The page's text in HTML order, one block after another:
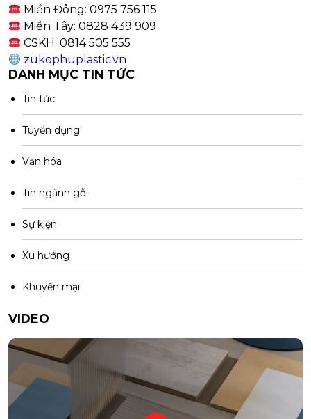
Miền Đông: 0975 756 115
Miền Tây: 0828 439 909
CSKH: 0814 505 555
zukophuplastic.vn
DANH MỤC TIN TỨC
Tin tức
Tuyển dụng
Văn hóa
Tin ngành gỗ
Sự kiện
Xu hướng
Khuyến mại
VIDEO